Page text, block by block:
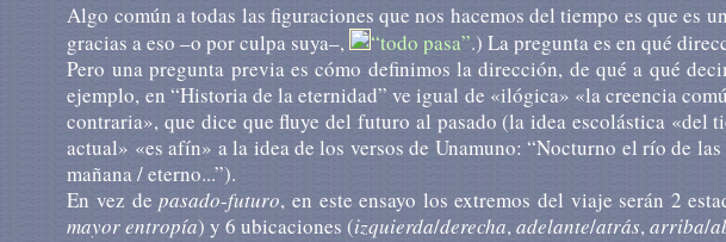
Algo común a todas las figuraciones que nos hacemos del tiempo es que es
gracias a eso –o por culpa suya–,
“todo pasa”.) La pregunta es en qué
Pero una pregunta previa es cómo definimos la dirección, de qué a qué
ejemplo, en “Historia de la eternidad” ve igual de «ilógica» «la creencia
contraria», que dice que fluye del futuro al pasado (la idea escolástica «del
actual» «es afín» a la idea de los versos de Unamuno: “Nocturno el río de
mañana / eterno...”).
En vez depasado-futuro, en este ensayo los extremos del viaje serán 2
mayor entropía) y 6 ubicaciones (izquierda/derecha,adelante/atrás,arriba/